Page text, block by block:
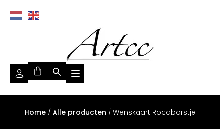
Home / Alle producten / Wenskaart Roodborstje